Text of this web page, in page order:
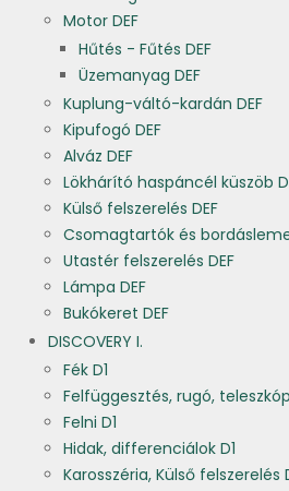
Motor DEF
Hűtés - Fűtés DEF
Üzemanyag DEF
Kuplung-váltó-kardán DEF
Kipufogó DEF
Alváz DEF
Lökhárító haspáncél küszöb
Külső felszerelés DEF
Csomagtartók és
Utastér felszerelés DEF
Lámpa DEF
Bukókeret DEF
DISCOVERY I.
Fék D1
Felfüggesztés, rugó, teleszkóp
Felni D1
Hidak, differenciálok D1
Karosszéria, Külső felszerelés